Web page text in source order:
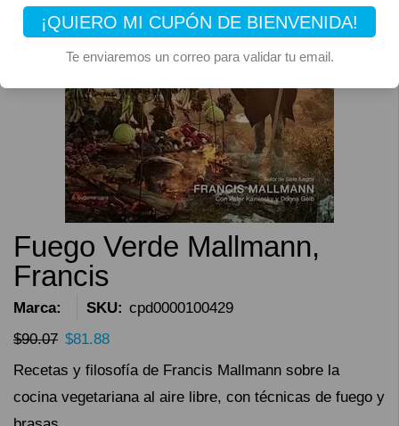
¡QUIERO MI CUPÓN DE BIENVENIDA!
Te enviaremos un correo para validar tu email.
Fuego Verde Mallmann,
Francis
Marca: SKU: cpd0000100429
$90.07 $81.88
Recetas y filosofía de Francis Mallmann sobre la
cocina vegetariana al aire libre, con técnicas de fuego y